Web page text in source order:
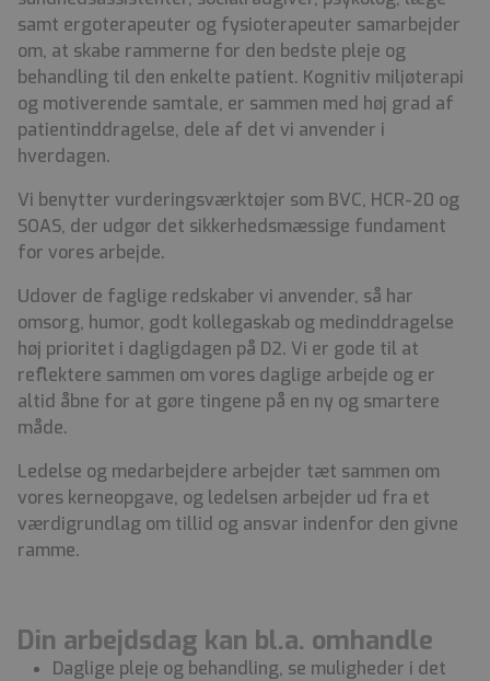
samt ergoterapeuter og fysioterapeuter samarbejder
om, at skabe rammerne for den bedste pleje og
behandling til den enkelte patient. Kognitiv miljøterapi
og motiverende samtale, er sammen med høj grad af
patientinddragelse, dele af det vi anvender i
hverdagen.
Vi benytter vurderingsværktøjer som BVC, HCR-20 og
SOAS, der udgør det sikkerhedsmæssige fundament
for vores arbejde.
Udover de faglige redskaber vi anvender, så har
omsorg, humor, godt kollegaskab og medinddragelse
høj prioritet i dagligdagen på D2. Vi er gode til at
reflektere sammen om vores daglige arbejde og er
altid åbne for at gøre tingene på en ny og smartere
måde.
Ledelse og medarbejdere arbejder tæt sammen om
vores kerneopgave, og ledelsen arbejder ud fra et
værdigrundlag om tillid og ansvar indenfor den givne
ramme.
Din arbejdsdag kan bl.a. omhandle
Daglige pleje og behandling, se muligheder i det